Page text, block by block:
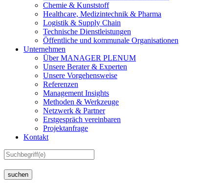
Chemie & Kunststoff
Healthcare, Medizintechnik & Pharma
Logistik & Supply Chain
Technische Dienstleistungen
Öffentliche und kommunale Organisationen
Unternehmen
Über MANAGER PLENUM
Unsere Berater & Experten
Unsere Vorgehensweise
Referenzen
Management Insights
Methoden & Werkzeuge
Netzwerk & Partner
Erstgespräch vereinbaren
Projektanfrage
Kontakt
suchen